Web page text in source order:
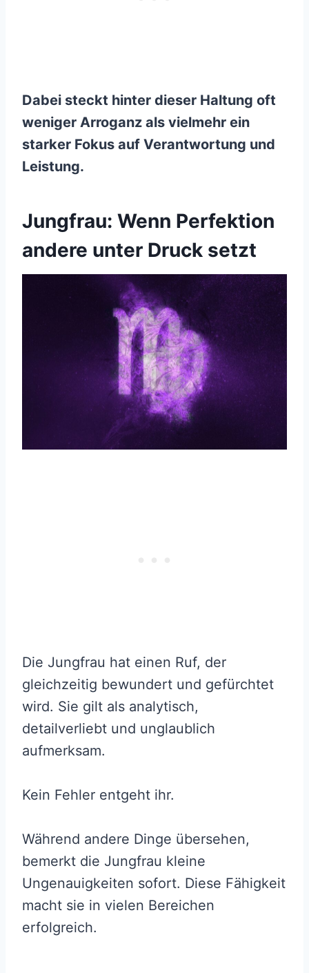
Dabei steckt hinter dieser Haltung oft
weniger Arroganz als vielmehr ein
starker Fokus auf Verantwortung und
Leistung.
Jungfrau: Wenn Perfektion
andere unter Druck setzt
Die Jungfrau hat einen Ruf, der
gleichzeitig bewundert und gefürchtet
wird. Sie gilt als analytisch,
detailverliebt und unglaublich
aufmerksam.
Kein Fehler entgeht ihr.
Während andere Dinge übersehen,
bemerkt die Jungfrau kleine
Ungenauigkeiten sofort. Diese Fähigkeit
macht sie in vielen Bereichen
erfolgreich.